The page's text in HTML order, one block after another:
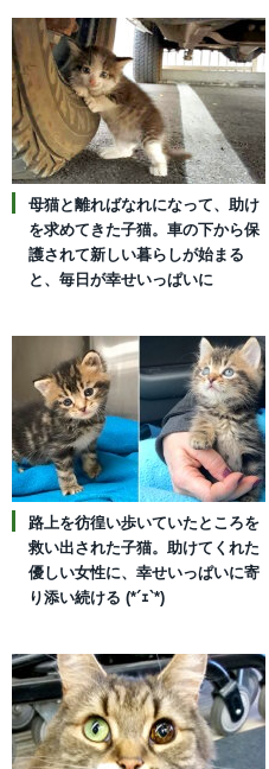
母猫と離ればなれになって、助け
を求めてきた子猫。車の下から保
護されて新しい暮らしが始まる
と、毎日が幸せいっぱいに
路上を彷徨い歩いていたところを
救い出された子猫。助けてくれた
優しい女性に、幸せいっぱいに寄
り添い続ける (*´ｪ`*)